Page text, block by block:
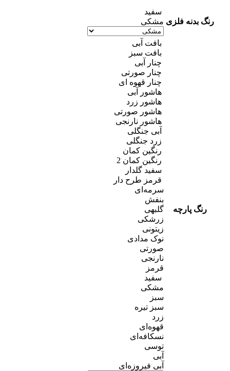
رنگ بدنه فلزی
سفید
مشکی
رنگ پارچه
بافت آبی
بافت سبز
چنار آبی
چنار صورتی
چنار قهوه ای
هاشور آبی
هاشور زرد
هاشور صورتی
هاشور نارنجی
آبی جنگلی
زرد جنگلی
رنگین کمان
رنگین کمان 2
سفید گلدار
قرمز طرح دار
سرمه‌ای
بنفش
گلبهی
زرشکی
زیتونی
نوک مدادی
صورتی
نارنجی
قرمز
سفید
مشکی
سبز
سبز تیره
زرد
قهوه‌ای
نسکافه‌ای
توسی
آبی
آبی فیروزه‌ای